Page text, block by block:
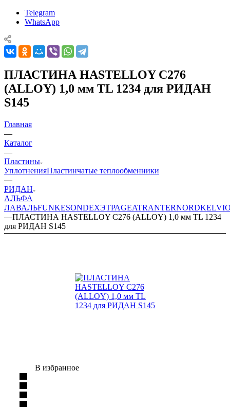
Telegram
WhatsApp
ПЛАСТИНА HASTELLOY C276
(ALLOY) 1,0 мм TL 1234 для РИДАН
S145
Главная
—
Каталог
—
Пластины
УплотненияПластинчатые теплообменники
—
РИДАН
АЛЬФА
ЛАВАЛЬFUNKESONDEXЭТРАGEATRANTERNORD
—ПЛАСТИНА HASTELLOY C276 (ALLOY) 1,0 мм TL 1234
для РИДАН S145
В избранное